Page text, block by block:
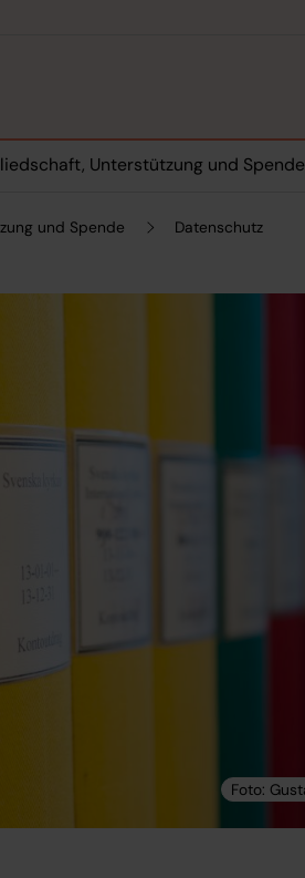
Unterstützung und Spende
und Spende Datenschutz